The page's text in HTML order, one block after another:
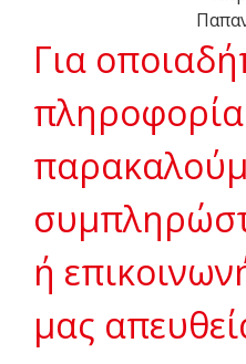
Για
πληροφορία
ή
μας